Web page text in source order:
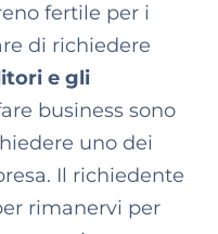
fertile per i
di richiedere
e gli
business sono
uno dei
Il richiedente
rimanervi per